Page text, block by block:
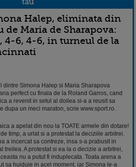
Halep, eliminata din
de Maria de Sharapova:
4-6, 4-6, in turneul de la
dintre Simona Halep si Maria Sharapova
perfect cu finala de la Roland Garros, cand
a revenit in setul al doilea si-a a reusit sa
dupa un meci maraton, scrie www.sport.ro.
a apelat din nou la TOATE armele din dotare!
timp, a urlat si a protestat la deciziile arbitrei.
a incercat sa contreze, insa s-a prabusit in
treilea. A protestat si ea la o decizie a arbitrei,
nu a putut fi induplecata. Toata arena a
sa huiduie in acel moment, iar Simona le-a